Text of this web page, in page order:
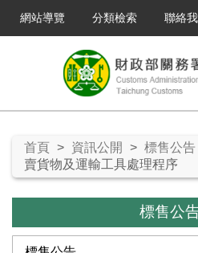
網站導覽 分類檢索 聯絡
首頁 > 資訊公開 > 標售公告
賣貨物及運輸工具處理程序
標售公